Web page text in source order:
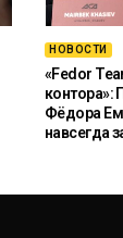
НОВОСТИ
«Fedor
контора»:
Фёдора
навсегда